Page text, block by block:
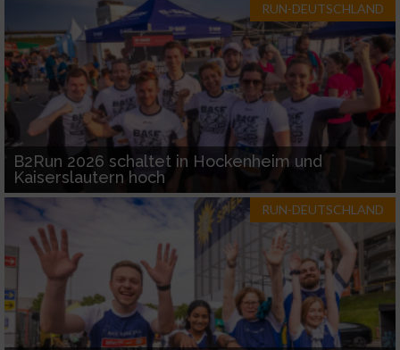
RUN-DEUTSCHLAND
B2Run 2026 schaltet in Hockenheim und
Kaiserslautern hoch
RUN-DEUTSCHLAND